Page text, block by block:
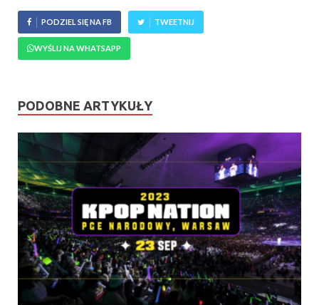
PODZIEL SIĘ NA FB TWEETNIJ
WYŚLIJ NA WHATSAPP
PODOBNE ARTYKUŁY